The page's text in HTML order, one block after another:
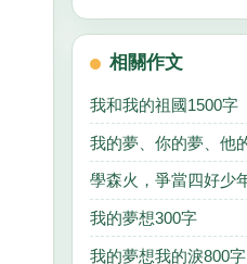
相關作文
我和我的祖國1500字
我的夢想300字
我的夢想我的淚800字